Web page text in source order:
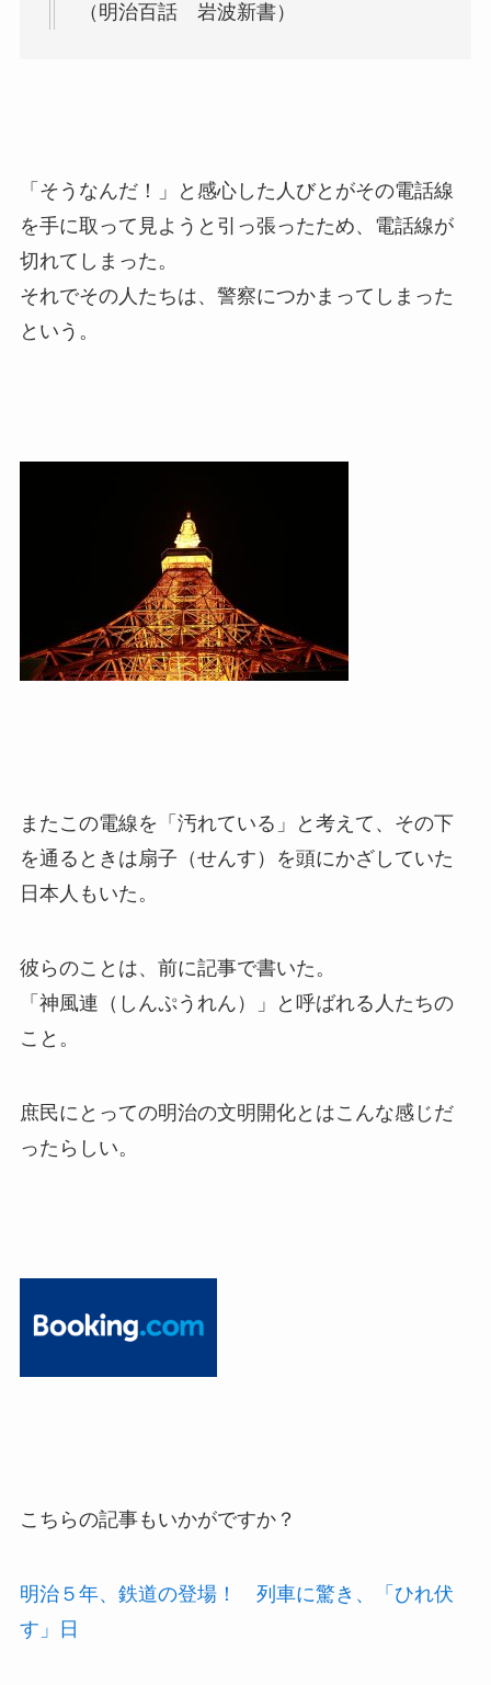
（明治百話 岩波新書）
「そうなんだ！」と感心した人びとがその電話線
を手に取って見ようと引っ張ったため、電話線が
切れてしまった。
それでその人たちは、警察につかまってしまった
という。
またこの電線を「汚れている」と考えて、その下
を通るときは扇子（せんす）を頭にかざしていた
日本人もいた。
彼らのことは、前に記事で書いた。
「神風連（しんぷうれん）」と呼ばれる人たちの
こと。
庶民にとっての明治の文明開化とはこんな感じだ
ったらしい。
こちらの記事もいかがですか？
明治５年、鉄道の登場！ 列車に驚き、「ひれ伏
す」日